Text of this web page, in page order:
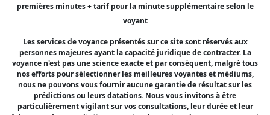
premières minutes + tarif pour la minute supplémentaire selon le
voyant
Les services de voyance présentés sur ce site sont réservés aux
personnes majeures ayant la capacité juridique de contracter. La
voyance n'est pas une science exacte et par conséquent, malgré tous
nos efforts pour sélectionner les meilleures voyantes et médiums,
nous ne pouvons vous fournir aucune garantie de résultat sur les
prédictions ou leurs datations. Nous vous invitons à être
particulièrement vigilant sur vos consultations, leur durée et leur